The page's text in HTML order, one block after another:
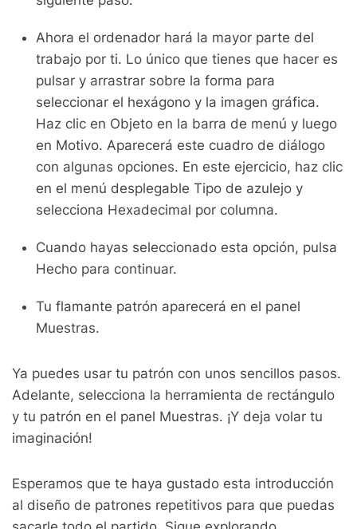
Ahora el ordenador hará la mayor parte del
trabajo por ti. Lo único que tienes que hacer es
pulsar y arrastrar sobre la forma para
seleccionar el hexágono y la imagen gráfica.
Haz clic en Objeto en la barra de menú y luego
en Motivo. Aparecerá este cuadro de diálogo
con algunas opciones. En este ejercicio, haz clic
en el menú desplegable Tipo de azulejo y
selecciona Hexadecimal por columna.
Cuando hayas seleccionado esta opción, pulsa
Hecho para continuar.
Tu flamante patrón aparecerá en el panel
Muestras.
Ya puedes usar tu patrón con unos sencillos pasos.
Adelante, selecciona la herramienta de rectángulo
y tu patrón en el panel Muestras. ¡Y deja volar tu
imaginación!
Esperamos que te haya gustado esta introducción
al diseño de patrones repetitivos para que puedas